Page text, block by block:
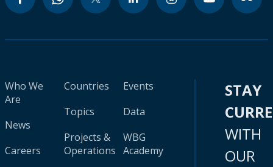
Who We
Are
News
Careers
Countries
Topics
Projects &
Operations
Events
Data
WBG
Academy
STAY
WITH
OUR